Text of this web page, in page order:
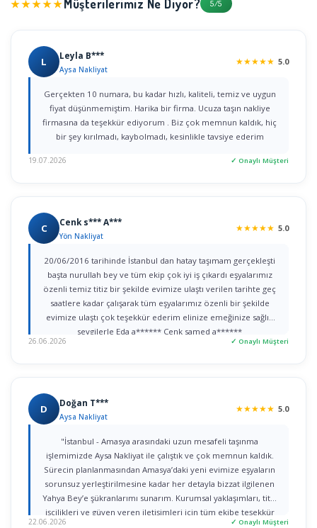
★★★★★Müşterilerimiz Ne Diyor? 5/5
L Leyla B***
Aysa Nakliyat
★★★★★ 5.0
Gerçekten 10 numara, bu kadar hızlı, kaliteli, temiz ve uygun
fiyat düşünmemiştim. Harika bir firma. Ucuza taşın nakliye
firmasına da teşekkür ediyorum . Biz çok memnun kaldık, hiç
bir şey kırılmadı, kaybolmadı, kesinlikle tavsiye ederim
19.07.2026 ✓ Onaylı Müşteri
C Cenk s*** A***
Yön Nakliyat
★★★★★ 5.0
20/06/2016 tarihinde İstanbul dan hatay taşımam gerçekleşti
başta nurullah bey ve tüm ekip çok iyi iş çıkardı eşyalarımız
özenli temiz titiz bir şekilde evimize ulaştı verilen tarihte geç
saatlere kadar çalışarak tüm eşyalarımız özenli bir şekilde
evimize ulaştı çok teşekkür ederim elinize emeğinize sağlık
sevgilerle Eda a****** Cenk samed a******
26.06.2026 ✓ Onaylı Müşteri
D Doğan T***
Aysa Nakliyat
★★★★★ 5.0
"İstanbul - Amasya arasındaki uzun mesafeli taşınma
işlemimizde Aysa Nakliyat ile çalıştık ve çok memnun kaldık.
Sürecin planlanmasından Amasya’daki yeni evimize eşyaların
sorunsuz yerleştirilmesine kadar her detayla bizzat ilgilenen
Yahya Bey’e şükranlarımı sunarım. Kurumsal yaklaşımları, titiz
işçilikleri ve güven veren iletişimleri için tüm ekibe teşekkür
22.06.2026 ✓ Onaylı Müşteri